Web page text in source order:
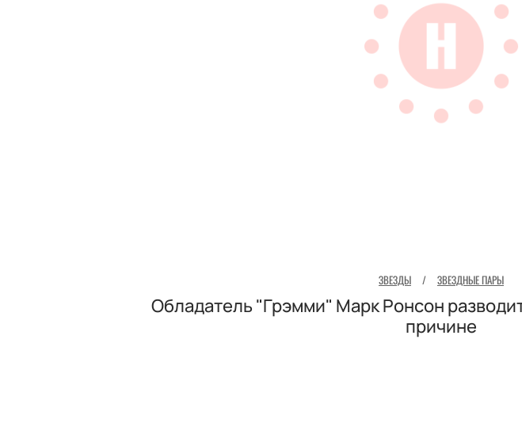
ЗВЕЗДЫ / ЗВЕЗДНЫЕ ПАРЫ
Обладатель "Грэмми" Марк Ронсон
причине